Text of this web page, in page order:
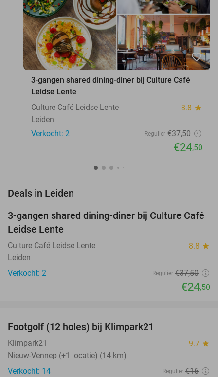
favorite_border
3-gangen shared dining-diner bij Culture Café
Leidse Lente
Culture Café Leidse Lente
8.8 star
Leiden
Verkocht: 2
Regulier €37,50
€24,50
Deals in Leiden
35%
NEW
TODAY
3-gangen shared dining-diner bij Culture Café
Leidse Lente
Culture Café Leidse Lente 8.8 star
Leiden
Verkocht: 2
Regulier €37,50
€24,50
NEW
TODAY
Footgolf (12 holes) bij Klimpark21
Klimpark21 9.7 star
Nieuw-Vennep (+1 locatie) (14 km)
Verkocht: 14
Regulier €16